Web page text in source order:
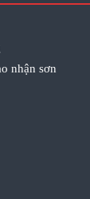
nhận sơn